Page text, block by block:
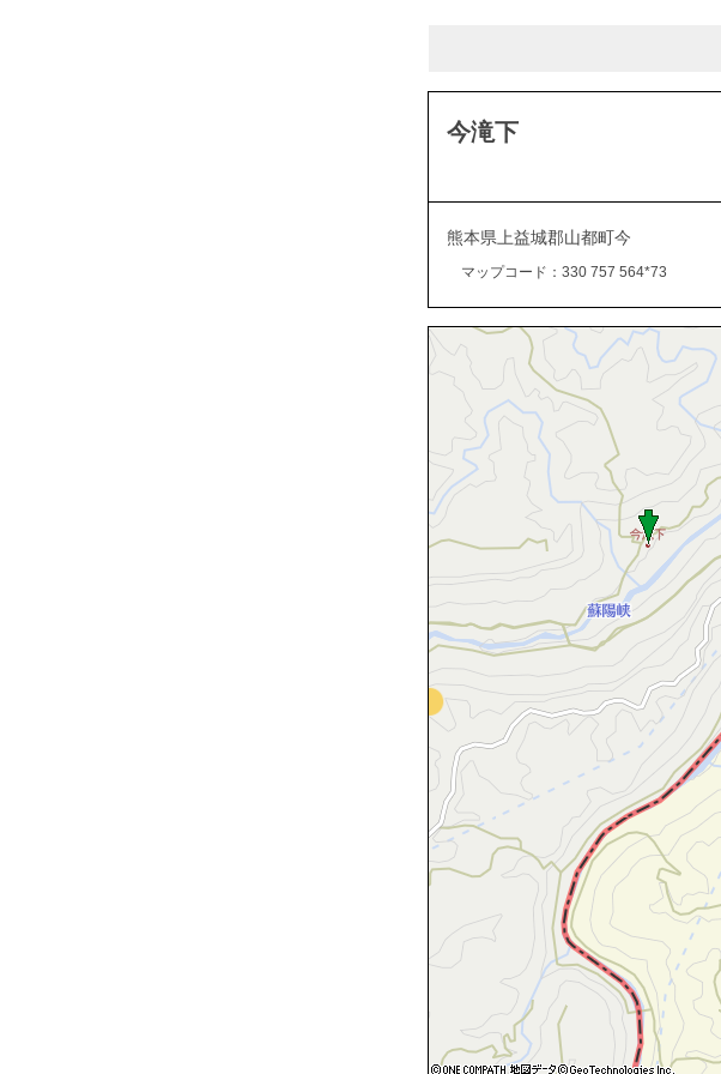
今滝下
熊本県上益城郡山都町今
マップコード：330 757 564*73